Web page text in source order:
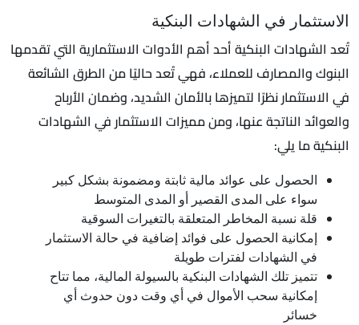
الاستثمار في الشهادات البنكية
تُعد الشهادات البنكية أحد أهم الأدوات الاستثمارية التي تقدمها
البنوك والمصارف للعملاء، فهي تُعد حاليًا من الطرق الشائعة
في الاستثمار نظرًا لتميزها بالأمان الشديد، وضمان الأرباح
والعوائد الناتجة عنها، ومن مميزات الاستثمار في الشهادات
البنكية ما يلي:
الحصول على عوائد مالية ثابتة ومضمونة بشكل كبير
سواء على المدى القصير أو المدى المتوسط
قلة نسبة المخاطر المتعلقة بالتغيرات السوقية
إمكانية الحصول على فوائد إضافية في حالة الاستثمار
في الشهادات لفترات طويلة
تتميز تلك الشهادات البنكية بالسيولة المالية، مما تتاح
إمكانية سحب الأموال في أي وقت دون حدوث أي
خسائر